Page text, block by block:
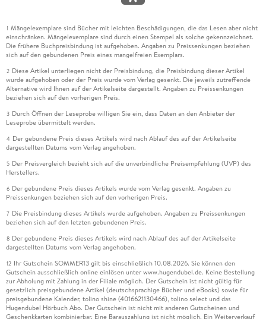
1 Mängelexemplare sind Bücher mit leichten Beschädigungen, die das Lesen aber nicht
einschränken. Mängelexemplare sind durch einen Stempel als solche gekennzeichnet.
Die frühere Buchpreisbindung ist aufgehoben. Angaben zu Preissenkungen beziehen
sich auf den gebundenen Preis eines mangelfreien Exemplars.
2 Diese Artikel unterliegen nicht der Preisbindung, die Preisbindung dieser Artikel
wurde aufgehoben oder der Preis wurde vom Verlag gesenkt. Die jeweils zutreffende
Alternative wird Ihnen auf der Artikelseite dargestellt. Angaben zu Preissenkungen
beziehen sich auf den vorherigen Preis.
3 Durch Öffnen der Leseprobe willigen Sie ein, dass Daten an den Anbieter der
Leseprobe übermittelt werden.
4 Der gebundene Preis dieses Artikels wird nach Ablauf des auf der Artikelseite
dargestellten Datums vom Verlag angehoben.
5 Der Preisvergleich bezieht sich auf die unverbindliche Preisempfehlung (UVP) des
Herstellers.
6 Der gebundene Preis dieses Artikels wurde vom Verlag gesenkt. Angaben zu
Preissenkungen beziehen sich auf den vorherigen Preis.
7 Die Preisbindung dieses Artikels wurde aufgehoben. Angaben zu Preissenkungen
beziehen sich auf den letzten gebundenen Preis.
8 Der gebundene Preis dieses Artikels wird nach Ablauf des auf der Artikelseite
dargestellten Datums vom Verlag angehoben.
12 Ihr Gutschein SOMMER13 gilt bis einschließlich 10.08.2026. Sie können den
Gutschein ausschließlich online einlösen unter www.hugendubel.de. Keine Bestellung
zur Abholung mit Zahlung in der Filiale möglich. Der Gutschein ist nicht gültig für
gesetzlich preisgebundene Artikel (deutschsprachige Bücher und eBooks) sowie für
preisgebundene Kalender, tolino shine (4016621130466), tolino select und das
Hugendubel Hörbuch Abo. Der Gutschein ist nicht mit anderen Gutscheinen und
Geschenkkarten kombinierbar. Eine Barauszahlung ist nicht möglich. Ein Weiterverkauf